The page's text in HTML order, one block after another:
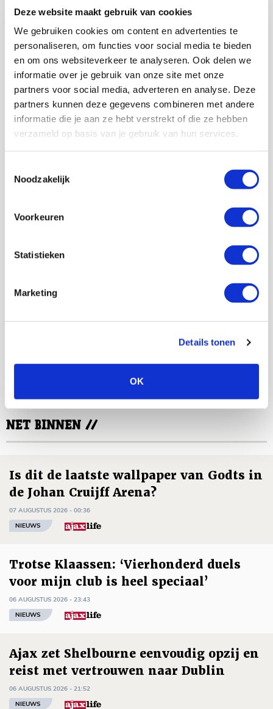
Deze website maakt gebruik van cookies
We gebruiken cookies om content en advertenties te
personaliseren, om functies voor social media te bieden
en om ons websiteverkeer te analyseren. Ook delen we
informatie over je gebruik van onze site met onze
partners voor social media, adverteren en analyse. Deze
partners kunnen deze gegevens combineren met andere
informatie die je aan ze hebt verstrekt of die ze hebben
verzameld op basis van je gebruik van hun services.
Noodzakelijk
Voorkeuren
Statistieken
Marketing
Details tonen
OK
De Redactie
NET BINNEN //
Is dit de laatste wallpaper van Godts in
de Johan Cruijff Arena?
07 AUGUSTUS 2026 - 00:36
NIEUWS
Trotse Klaassen: ‘Vierhonderd duels
voor mijn club is heel speciaal’
06 AUGUSTUS 2026 - 23:43
NIEUWS
Ajax zet Shelbourne eenvoudig opzij en
reist met vertrouwen naar Dublin
06 AUGUSTUS 2026 - 21:52
NIEUWS